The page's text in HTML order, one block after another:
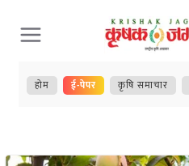
Skip
to
content
होम ई-पेपर कृषि समाचार